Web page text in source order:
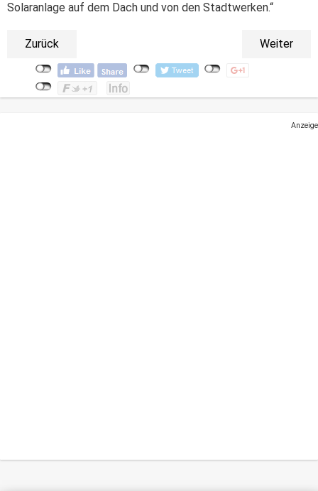
Solaranlage auf dem Dach und von den Stadtwerken.“
Zurück Weiter
Anzeige